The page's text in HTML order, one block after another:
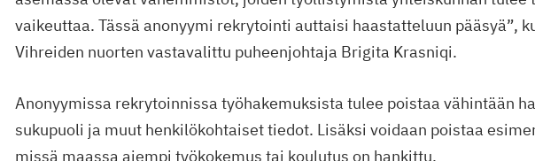
vaikeuttaa. Tässä anonyymi rekrytointi auttaisi haastatteluun pääsyä”,
Vihreiden nuorten vastavalittu puheenjohtaja Brigita Krasniqi.
Anonyymissa rekrytoinnissa työhakemuksista tulee poistaa vähintään
sukupuoli ja muut henkilökohtaiset tiedot. Lisäksi voidaan poistaa
missä maassa aiempi työkokemus tai koulutus on hankittu.